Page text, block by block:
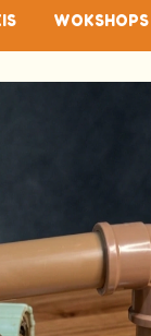
WOKSHOPS